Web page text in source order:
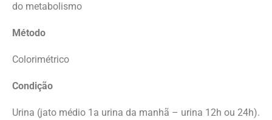
do metabolismo
Método
Colorimétrico
Condição
Urina (jato médio 1a urina da manhã – urina 12h ou 24h).